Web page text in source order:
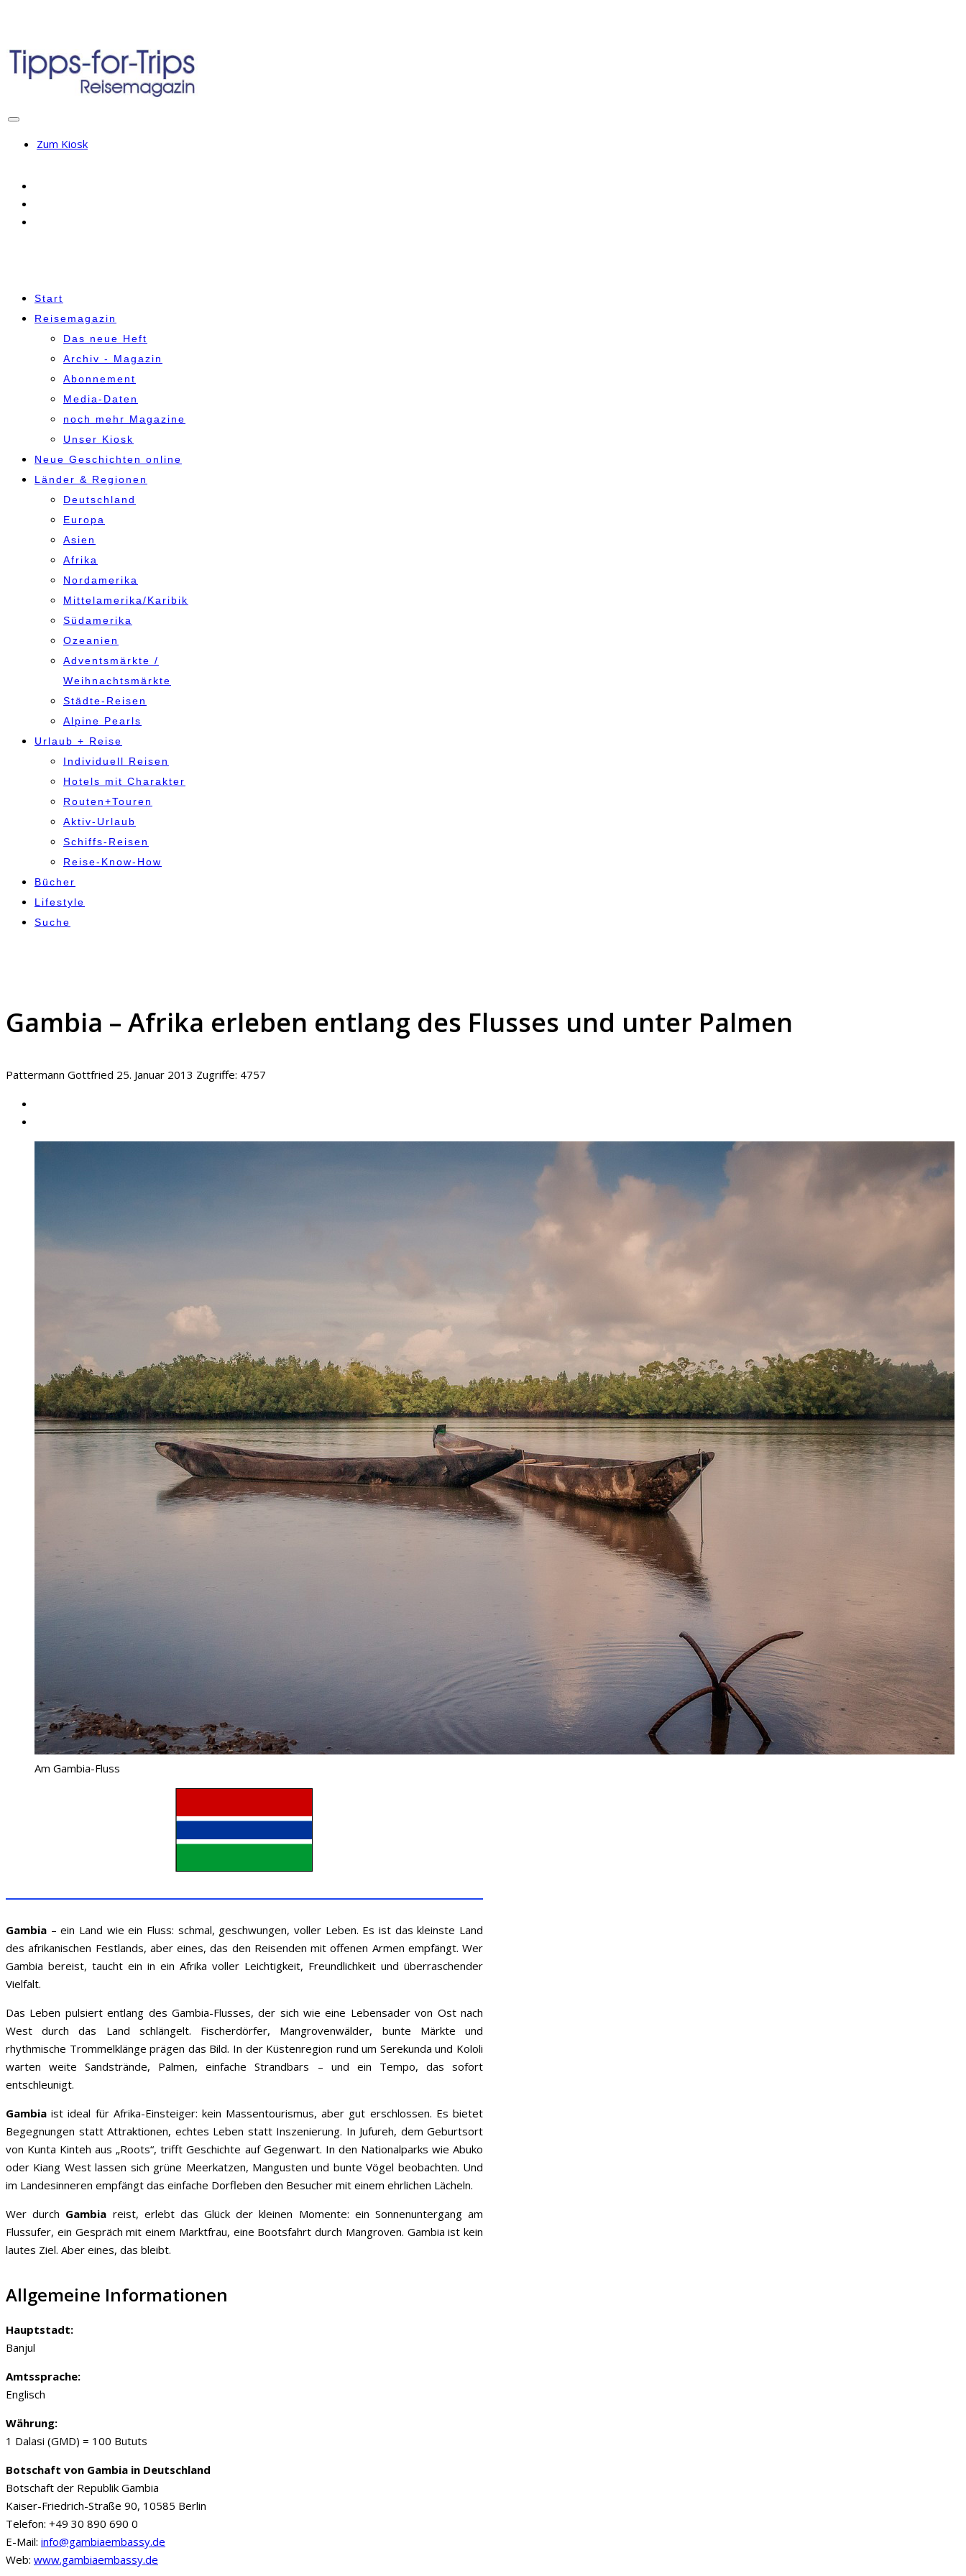
Zum Kiosk
Start
Reisemagazin
Das neue Heft
Archiv - Magazin
Abonnement
Media-Daten
noch mehr Magazine
Unser Kiosk
Neue Geschichten online
Länder & Regionen
Deutschland
Europa
Asien
Afrika
Nordamerika
Mittelamerika/Karibik
Südamerika
Ozeanien
Adventsmärkte /
Weihnachtsmärkte
Städte-Reisen
Alpine Pearls
Urlaub + Reise
Individuell Reisen
Hotels mit Charakter
Routen+Touren
Aktiv-Urlaub
Schiffs-Reisen
Reise-Know-How
Bücher
Lifestyle
Suche
Gambia – Afrika erleben entlang des Flusses und unter Palmen
Pattermann Gottfried 25. Januar 2013 Zugriffe: 4757
Am Gambia-Fluss
Gambia – ein Land wie ein Fluss: schmal, geschwungen, voller Leben. Es ist das kleinste Land
des afrikanischen Festlands, aber eines, das den Reisenden mit offenen Armen empfängt. Wer
Gambia bereist, taucht ein in ein Afrika voller Leichtigkeit, Freundlichkeit und überraschender
Vielfalt.
Das Leben pulsiert entlang des Gambia-Flusses, der sich wie eine Lebensader von Ost nach
West durch das Land schlängelt. Fischerdörfer, Mangrovenwälder, bunte Märkte und
rhythmische Trommelklänge prägen das Bild. In der Küstenregion rund um Serekunda und Kololi
warten weite Sandstrände, Palmen, einfache Strandbars – und ein Tempo, das sofort
entschleunigt.
Gambia ist ideal für Afrika-Einsteiger: kein Massentourismus, aber gut erschlossen. Es bietet
Begegnungen statt Attraktionen, echtes Leben statt Inszenierung. In Jufureh, dem Geburtsort
von Kunta Kinteh aus „Roots“, trifft Geschichte auf Gegenwart. In den Nationalparks wie Abuko
oder Kiang West lassen sich grüne Meerkatzen, Mangusten und bunte Vögel beobachten. Und
im Landesinneren empfängt das einfache Dorfleben den Besucher mit einem ehrlichen Lächeln.
Wer durch Gambia reist, erlebt das Glück der kleinen Momente: ein Sonnenuntergang am
Flussufer, ein Gespräch mit einem Marktfrau, eine Bootsfahrt durch Mangroven. Gambia ist kein
lautes Ziel. Aber eines, das bleibt.
Allgemeine Informationen
Hauptstadt:
Banjul
Amtssprache:
Englisch
Währung:
1 Dalasi (GMD) = 100 Bututs
Botschaft von Gambia in Deutschland
Botschaft der Republik Gambia
Kaiser-Friedrich-Straße 90, 10585 Berlin
Telefon: +49 30 890 690 0
E-Mail: info@gambiaembassy.de
Web: www.gambiaembassy.de